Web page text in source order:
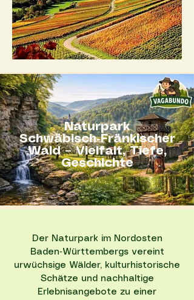
Naturpark
Schwäbisch‑Fränkischer
Wald – Vielfalt, Tiefe,
Geschichte
Der Naturpark im Nordosten
Baden‑Württembergs vereint
urwüchsige Wälder, kulturhistorische
Schätze und nachhaltige
Erlebnisangebote zu einer